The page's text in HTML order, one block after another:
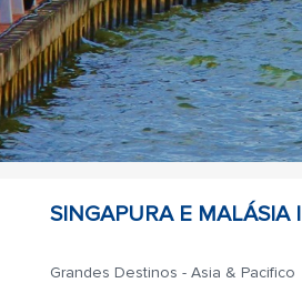
SINGAPURA E MALÁSIA |
Grandes Destinos - Asia & Pacifico